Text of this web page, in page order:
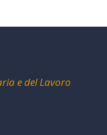
e del Lavoro